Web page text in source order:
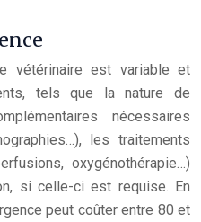
vétérinaire est variable et
tels que la nature de
nécessaires
les traitements
oxygénothérapie…)
si celle-ci est requise. En
peut coûter entre 80 et